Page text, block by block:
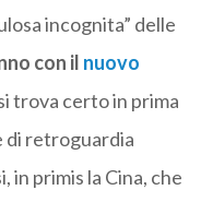
incognita” delle
con il nuovo
trova certo in prima
di retroguardia
in primis la Cina, che